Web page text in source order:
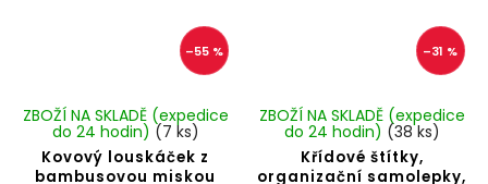
–55 %
Kovový louskáček z
bambusovou miskou
ZBOŽÍ NA SKLADĚ (expedice
do 24 hodin) (7 ks)
–31 %
Křídové štítky,
organizační samolepky,
ZBOŽÍ NA SKLADĚ (expedice
do 24 hodin) (38 ks)